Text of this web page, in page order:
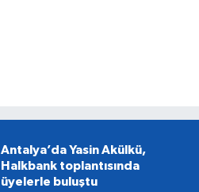
Antalya’da Yasin Akülkü,
Halkbank toplantısında
üyelerle buluştu